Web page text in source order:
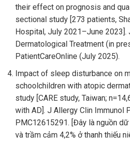
their effect on prognosis and
sectional study [273 patients,
Hospital, July 2021–June 2023].
Dermatological Treatment (in
PatientCareOnline (July 2025).
Impact of sleep disturbance on
schoolchildren with atopic
study [CARE study, Taiwan;
with AD]. J Allergy Clin Immunol
PMC12615291. [Đây là nguồn
và trầm cảm 4,2% ở thanh thiếu